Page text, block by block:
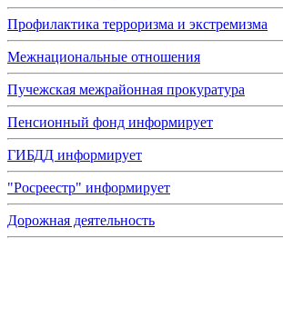
Профилактика терроризма и экстремизма
Межнациональные отношения
Пучежская межрайонная прокуратура
Пенсионный фонд информирует
ГИБДД информирует
"Росреестр" информирует
Дорожная деятельность